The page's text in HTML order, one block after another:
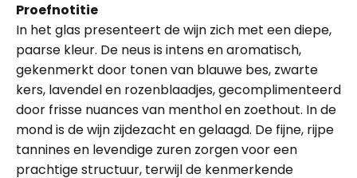
Proefnotitie
In het glas presenteert de wijn zich met een diepe,
paarse kleur. De neus is intens en aromatisch,
gekenmerkt door tonen van blauwe bes, zwarte
kers, lavendel en rozenblaadjes, gecomplimenteerd
door frisse nuances van menthol en zoethout. In de
mond is de wijn zijdezacht en gelaagd. De fijne, rijpe
tannines en levendige zuren zorgen voor een
prachtige structuur, terwijl de kenmerkende